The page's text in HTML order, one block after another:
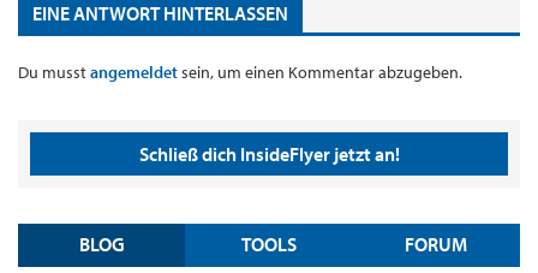
EINE ANTWORT HINTERLASSEN
Du musstangemeldetsein, um einen Kommentar abzugeben.
Schließ dich InsideFlyer jetzt an!
BLOG TOOLS FORUM